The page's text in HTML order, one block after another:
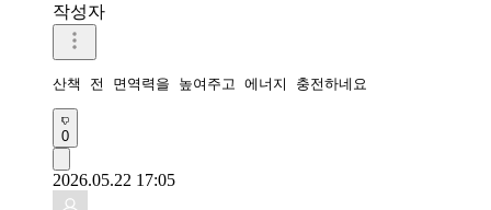
작성자
산책 전 면역력을 높여주고 에너지 충전하네요
0
2026.05.22 17:05